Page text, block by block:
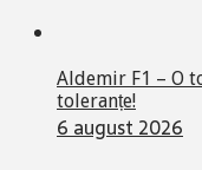
Aldemir F1 – O
toleranțe!
6 august 2026